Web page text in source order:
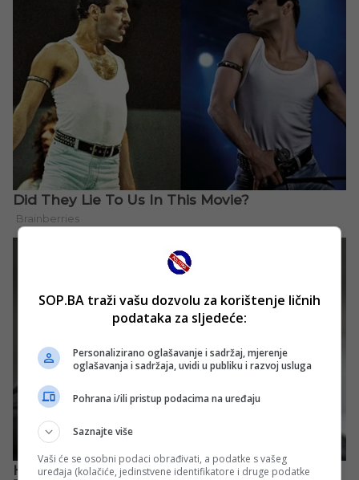
SOP.BA traži vašu dozvolu za korištenje ličnih
podataka za sljedeće:
Personalizirano oglašavanje i sadržaj, mjerenje
oglašavanja i sadržaja, uvidi u publiku i razvoj usluga
Pohrana i/ili pristup podacima na uređaju
Saznajte više
Vaši će se osobni podaci obrađivati, a podatke s vašeg
uređaja (kolačiće, jedinstvene identifikatore i druge podatke